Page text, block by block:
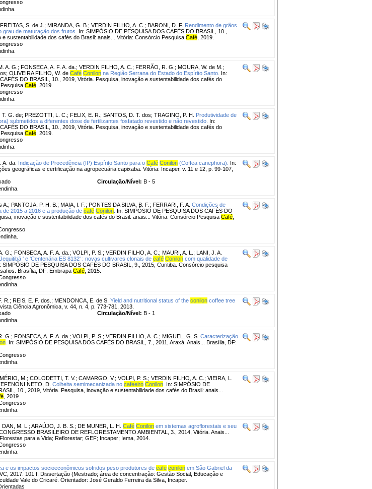
FREITAS, S. de J. ; MIRANDA, G. B. ; VERDIN FILHO, A. C. ; BARONI, D. F. Rendimento de grãos
grau de maturação dos frutos.
In: SIMPÓSIO DE PESQUISA DOS CAFÉS DO BRASIL, 10.,
e sustentabilidade dos cafés do Brasil: anais... Vitória: Consórcio Pesquisa Café , 2019.
A. G. ; FONSECA, A. F. A. da. ; VERDIN FILHO, A. C. ; FERRÃO, R. G. ; MOURA, W. de M. ;
; OLIVEIRA FILHO, W. de Café Conilon na Região Serrana do Estado do Espírito Santo. In:
DO BRASIL, 10., 2019, Vitória. Pesquisa, inovação e sustentabilidade dos cafés do
Café , 2019.
T. G. de; PREZOTTI, L. C. ; FELIX, E. R. ; SANTOS, D. T. dos; TRAGINO, P. H.
Produtividade de
submetidos a diferentes dose de fertilizantes fosfatado revestido e não revestido. In:
DO BRASIL, 10., 2019, Vitória. Pesquisa, inovação e sustentabilidade dos cafés do
Café , 2019.
A. da. Indicação de Procedência (IP) Espírito Santo para o Café Conilon (Coffea canephora).
In:
geográficas e certificação na agropecuária capixaba. Vitória: Incaper, v. 11 e 12, p. 99-107,
Circulação/Nível: B - 5
A. ; PANTOJA, P. H. B. ; MAIA, I. F. ; PONTES DA SILVA, B. F. ; FERRARI, F. A. Condições de
de 2015 a 2016 e a produção de café Conilon In: SIMPÓSIO DE PESQUISA DOS CAFÉS DO
inovação e sustentabilidade dos cafés do Brasil: anais... Vitória: Consórcio Pesquisa Café
G. ; FONSECA, A. F. A. da. ; VOLPI, P. S. ; VERDIN FILHO, A. C. ; MAURI, A. L. ; LANI, J. A.
' e 'Centenária ES 8132' : novas cultivares clonais de café Conilon com qualidade de
SIMPÓSIO DE PESQUISA DOS CAFÉS DO BRASIL, 9., 2015, Curitiba. Consórcio pesquisa
Brasília, DF: Embrapa Café , 2015.
R. ; REIS, E. F. dos. ; MENDONCA, E. de S. Yield and nutritional status of the conilon coffee tree
Ciência Agronômica, v. 44, n. 4, p. 773-781, 2013.
Circulação/Nível: B - 1
G. ; FONSECA, A. F. A. da. ; VOLPI, P. S. ; VERDIN FILHO, A. C. ; MIGUEL, G. S. Caracterização
In: SIMPÓSIO DE PESQUISA DOS CAFÉS DO BRASIL, 7., 2011, Araxá. Anais... Brasília, DF:
M. ; COLODETTI, T. V.; CAMARGO, V.; VOLPI, P. S. ; VERDIN FILHO, A. C. ; VIEIRA, L.
NETO, D. Colheita semimecanizada no cafeeiro Conilon In: SIMPÓSIO DE
10., 2019, Vitória. Pesquisa, inovação e sustentabilidade dos cafés do Brasil: anais...
, 2019.
DAN, M. L. ; ARAÚJO, J. B. S. ; DE MUNER, L. H. Café Conilon em sistemas agroflorestais e seu
BRASILEIRO DE REFLORESTAMENTO AMBIENTAL, 3., 2014, Vitória. Anais...
para a Vida; Reflorestar; GEF; Incaper; Iema, 2014.
e os impactos socioeconômicos sofridos peso produtores de cafe conilon em São Gabriel da
2017. 101 f. Dissertação (Mestrado; área de concentração: Gestão Social, Educação e
Vale do Cricaré. Orientador: José Geraldo Ferreira da Silva, Incaper.